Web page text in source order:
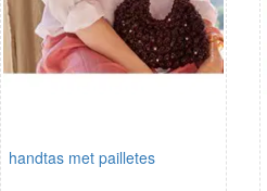
handtas met pailletes